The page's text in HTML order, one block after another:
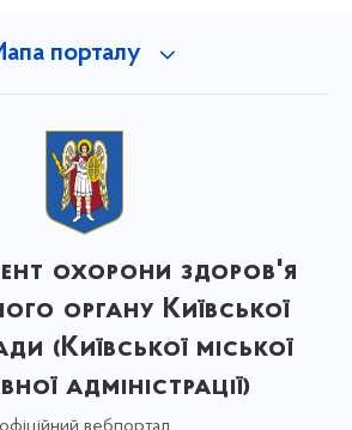
порталу
охорони здоров'я
органу Київської
(Київської міської
адміністрації)
офіційний вебпортал